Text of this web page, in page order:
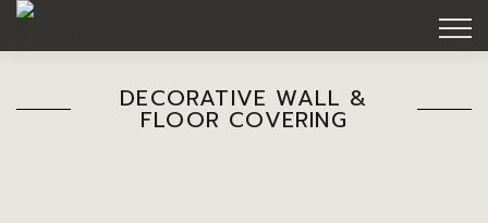
DECORATIVE WALL &
FLOOR COVERING